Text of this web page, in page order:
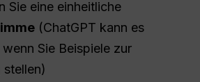
Sie eine einheitliche
(ChatGPT kann es
wenn Sie Beispiele zur
stellen)